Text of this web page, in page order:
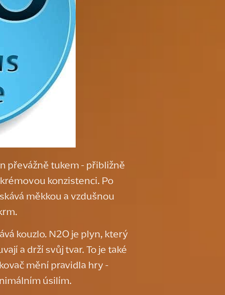
převážně tukem - přibližně
konzistenci. Po
měkkou a vzdušnou
kouzlo. N2O je plyn, který
a drží svůj tvar. To je také
mění pravidla hry -
úsilím.